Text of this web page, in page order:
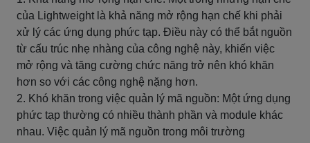
của Lightweight là khả năng mở rộng hạn chế khi phải
xử lý các ứng dụng phức tạp. Điều này có thể bắt nguồn
từ cấu trúc nhẹ nhàng của công nghệ này, khiến việc
mở rộng và tăng cường chức năng trở nên khó khăn
hơn so với các công nghệ nặng hơn.
2. Khó khăn trong việc quản lý mã nguồn: Một ứng dụng
phức tạp thường có nhiều thành phần và module khác
nhau. Việc quản lý mã nguồn trong môi trường